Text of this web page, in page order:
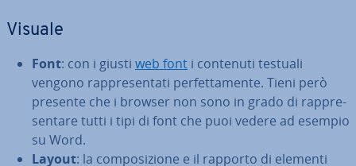
Visuale
Font: con i giusti web font i contenuti testuali
vengono rap­pre­sen­ta­ti per­fet­ta­men­te. Tieni però
presente che i browser non sono in grado di rap­pre­
sen­ta­re tutti i tipi di font che puoi vedere ad esempio
su Word.
Layout: la com­po­si­zio­ne e il rapporto di elementi